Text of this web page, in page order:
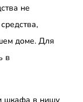
не
доме. Для
в